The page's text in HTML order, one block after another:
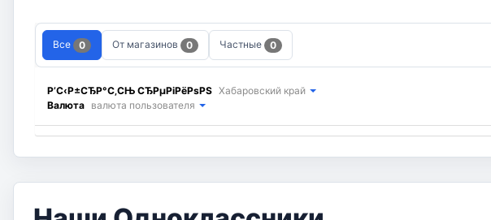
Все 0 От магазинов 0 Частные 0
Р’С‹Р±СЂР°С‚СЊ СЂРµРіРёРѕРЅ Хабаровский край
Валюта валюта пользователя